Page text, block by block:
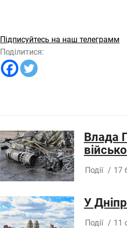
Підписуйтесь на наш телеграмм
Поділитися:
Влада
Події / 17
У
Події / 11